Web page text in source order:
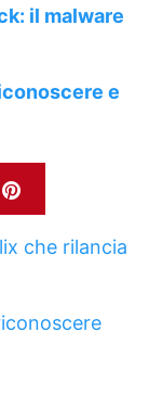
il malware
e
che rilancia